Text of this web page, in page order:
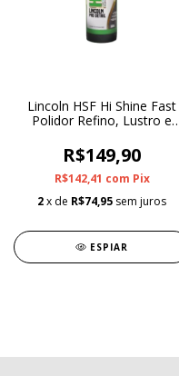
Lincoln HSF Hi Shine Fast
Polidor Refino, Lustro e
R$149,90
R$142,41 com Pix
2x de R$74,95 sem juros
ESPIAR